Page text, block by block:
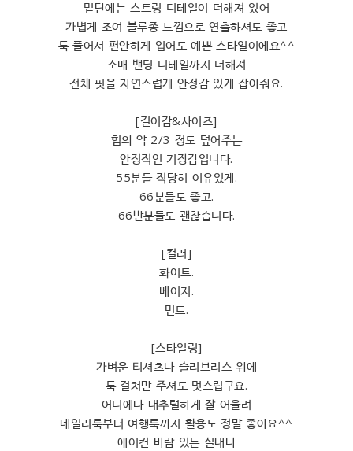
밑단에는 스트링 디테일이 더해져 있어
가볍게 조여 블루종 느낌으로 연출하셔도 좋고
툭 풀어서 편안하게 입어도 예쁜 스타일이에요^^
소매 밴딩 디테일까지 더해져
전체 핏을 자연스럽게 안정감 있게 잡아줘요.
[길이감&사이즈]
힙의 약 2/3 정도 덮어주는
안정적인 기장감입니다.
55분들 적당히 여유있게.
66분들도 좋고.
66반분들도 괜찮습니다.
[컬러]
화이트.
베이지.
민트.
[스타일링]
가벼운 티셔츠나 슬리브리스 위에
툭 걸쳐만 주셔도 멋스럽구요.
어디에나 내추럴하게 잘 어울려
데일리룩부터 여행룩까지 활용도 정말 좋아요^^
에어컨 바람 있는 실내나